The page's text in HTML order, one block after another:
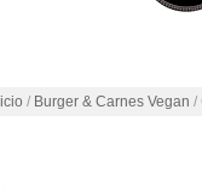
/ Burger & Carnes Vegan /